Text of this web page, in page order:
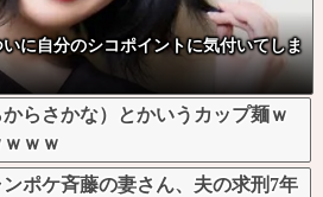
に自分のシコポイントに気付いてしま
らさかな）とかいうカップ麺ｗ
ｗｗ
ンポケ斉藤の妻さん、夫の求刑7年